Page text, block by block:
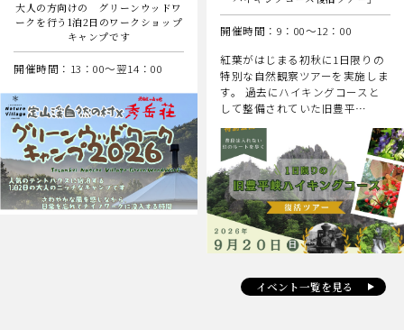
大人の方向けの グリーンウッドワ
ークを行う1泊2日のワークショップ
キャンプです
開催時間：13：00～翌14：00
開催時間：9：00～12：00
紅葉がはじまる初秋に1日限りの
特別な自然観察ツアーを実施しま
す。 過去にハイキングコースと
して整備されていた旧豊平…
イベント一覧を見る